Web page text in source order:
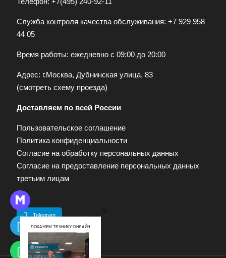
Служба контроля качества обслуживания: +7 929 958
44 05
Время работы: ежедневно с 09:00 до 20:00
Адрес: г.Москва, Дубнинская улица, 83
(смотреть схему проезда)
Доставляем по всей России
Пользовательское соглашение
Политика конфиденциальности
Согласие на обработку персональных данных
Согласие на предоставление персональных данных
третьим лицам
Telegram
ПОКАЖЕМ ТЕХНИКУ ОНЛАЙН